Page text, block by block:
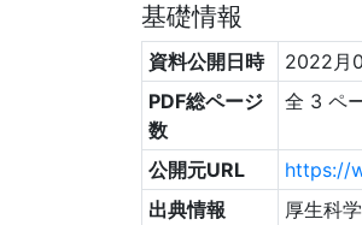
基礎情報
資料公開日時
2022月
PDF総ページ
数
全 3 ペ
公開元URL
https://
出典情報
厚生科